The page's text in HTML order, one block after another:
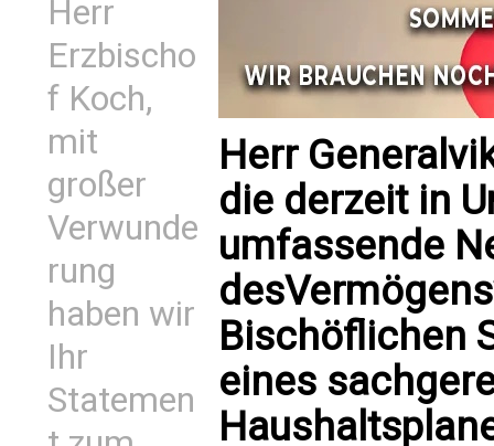
Herr
Erzbischo
f Koch,
mit
großer
Verwunde
rung
haben wir
Ihr
Statemen
Herr
die derzeit in
umfassende
Bischöflichen
eines